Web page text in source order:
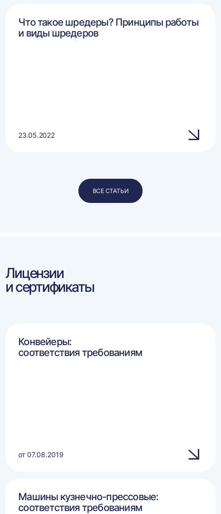
Что такое шредеры? Принципы работы
и виды шредеров
23.05.2022
ВСЕ СТАТЬИ
Лицензии
и сертификаты
Конвейеры:
соответствия требованиям
от 07.08.2019
Машины кузнечно-прессовые:
соответствия требованиям